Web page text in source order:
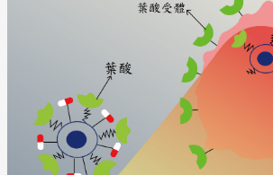
圖一：經由靜脈注射後，到達身體內部的奈米
色顆粒為奈米顆粒於細胞内的示意圖。圖／